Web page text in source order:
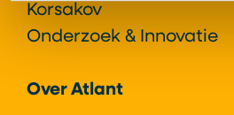
Korsakov
Onderzoek & Innovatie
Over Atlant